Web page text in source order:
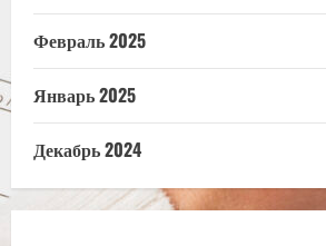
Февраль 2025
Январь 2025
Декабрь 2024